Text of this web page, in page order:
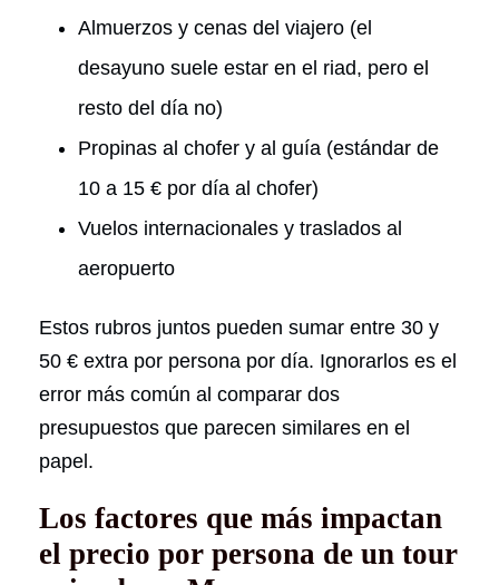
Almuerzos y cenas del viajero (el
desayuno suele estar en el riad, pero el
resto del día no)
Propinas al chofer y al guía (estándar de
10 a 15 € por día al chofer)
Vuelos internacionales y traslados al
aeropuerto
Estos rubros juntos pueden sumar entre 30 y
50 € extra por persona por día. Ignorarlos es el
error más común al comparar dos
presupuestos que parecen similares en el
papel.
Los factores que más impactan
el precio por persona de un tour